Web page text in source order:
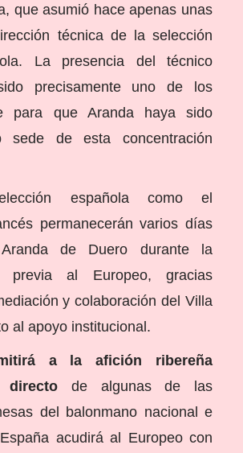
que asumió hace apenas unas
técnica de la selección
La presencia del técnico
precisamente uno de los
para que Aranda haya sido
sede de esta concentración
española como el
permanecerán varios días
de Duero durante la
previa al Europeo, gracias
y colaboración del Villa
al apoyo institucional.
a la afición ribereña
directo de algunas de las
del balonmano nacional e
acudirá al Europeo con